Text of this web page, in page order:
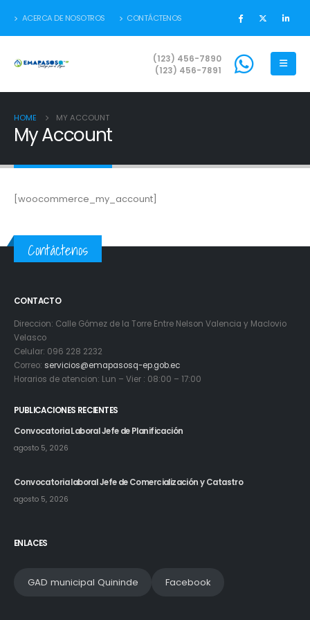
ACERCA DE NOSOTROS CONTÁCTENOS
(123) 456-7890
(123) 456-7891
HOME MY ACCOUNT
My Account
[woocommerce_my_account]
Contáctenos
CONTACTO
Direccion: Calle Gómez de la Torre Entre Nelson Valencia y Maclovio
Velasco
Celular: 096 228 2232
Correo: servicios@emapasosq-ep.gob.ec
Horarios de atencion: Lun – Vier : 08:00 – 17:00
PUBLICACIONES RECIENTES
Convocatoria Laboral Jefe de Planificación
agosto 5, 2026
Convocatoria laboral Jefe de Comercialización y Catastro
agosto 5, 2026
ENLACES
GAD municipal Quininde Facebook